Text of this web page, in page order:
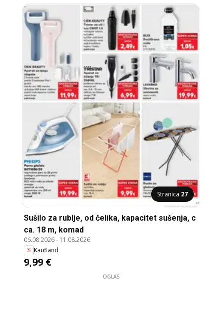
Stranica 27
Sušilo za rublje, od čelika, kapacitet sušenja, c
ca. 18 m, komad
06.08.2026- 11.08.2026
Kaufland
9,99 €
OGLAS